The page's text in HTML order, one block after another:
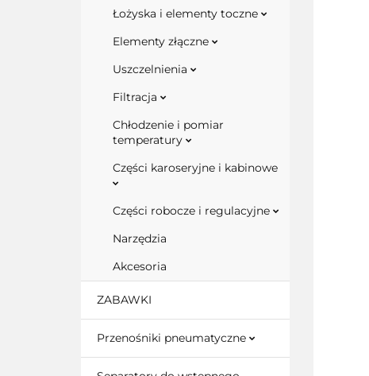
Łożyska i elementy toczne
Elementy złączne
Uszczelnienia
Filtracja
Chłodzenie i pomiar
temperatury
Części karoseryjne i kabinowe
Części robocze i regulacyjne
Narzędzia
Akcesoria
ZABAWKI
Przenośniki pneumatyczne